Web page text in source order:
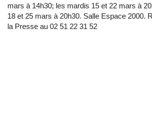
mars à 14h30; les mardis 15 et 22 mars à
18 et 25 mars à 20h30. Salle Espace 2000.
la Presse au 02 51 22 31 52